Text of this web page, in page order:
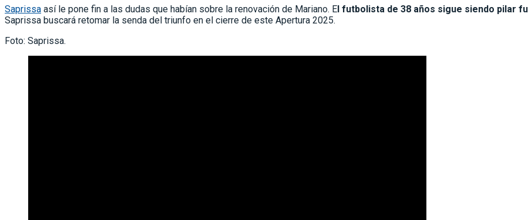
Saprissa así le pone fin a las dudas que habían sobre la renovación de Mariano. El futbolista de 38 años sigue siendo pilar
Saprissa buscará retomar la senda del triunfo en el cierre de este Apertura 2025.
Foto: Saprissa.